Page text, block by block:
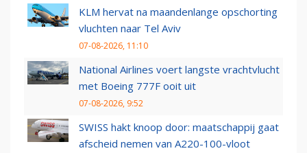
KLM hervat na maandenlange opschorting
vluchten naar Tel Aviv
07-08-2026, 11:10
National Airlines voert langste vrachtvlucht
met Boeing 777F ooit uit
07-08-2026, 9:52
SWISS hakt knoop door: maatschappij gaat
afscheid nemen van A220-100-vloot